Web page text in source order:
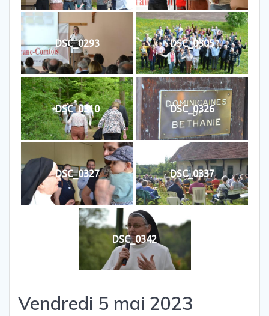
DSC_0293 DSC_0305
DSC_0310 DSC_0326
DSC_0327 DSC_0337
DSC_0342
Vendredi 5 mai 2023